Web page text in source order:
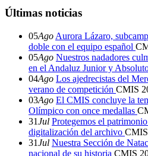
Últimas noticias
05Ago Aurora Lázaro,
doble con el equipo español
05Ago Nuestros nadadores
en el Andaluz Junior y
04Ago Los ajedrecistas del
verano de competición CMIS
03Ago El CMIS concluye la
Olímpico con once medallas
31Jul Protegemos el
digitalización del archivo CMIS
31Jul Nuestra Sección de
nacional de su historia CMIS